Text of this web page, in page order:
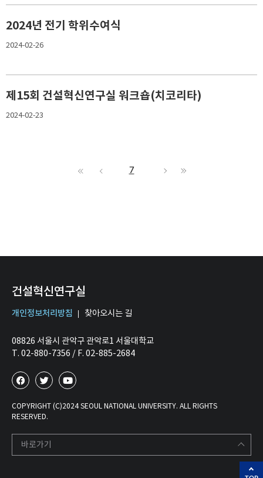
2024년 전기 학위수여식
2024-02-26
제15회 건설혁신연구실 워크숍(치코리타)
2024-02-23
7
건설혁신연구실
개인정보처리방침 찾아오시는 길
08826 서울시 관악구 관악로1 서울대학교
T. 02-880-7356 / F. 02-885-2684
COPYRIGHT (C)2024 SEOUL NATIONAL UNIVERSITY. ALL RIGHTS
RESERVED.
바로가기